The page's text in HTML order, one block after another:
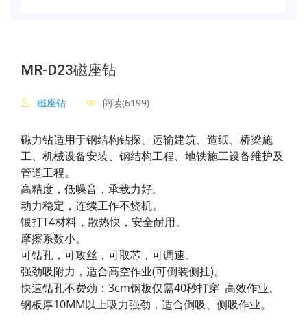
MR-D23磁座钻
磁座钻 阅读(6199)
磁力钻适用于钢结构钻探、运输建筑、造纸、桥梁施
工、机械设备安装、钢结构工程、地铁施工设备维护及
管道工程。
高精度，低噪音，承载力好。
动力稳定，连续工作不烧机。
锻打T4材料，散热快，安全耐用。
摩擦系数小。
可钻孔，可攻丝，可取芯，可调速。
强劲吸附力，适合高空作业(可倒装侧挂)。
快速钻孔不费劲：3cm钢板仅需40秒打穿 高效作业。
钢板厚10MM以上吸力强劲，适合倒吸、侧吸作业。